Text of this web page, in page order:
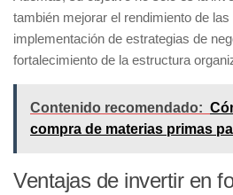
también mejorar el rendimiento de
implementación de estrategias de
fortalecimiento de la estructura
Contenido recomendado:
compra de materias primas
Ventajas de invertir en